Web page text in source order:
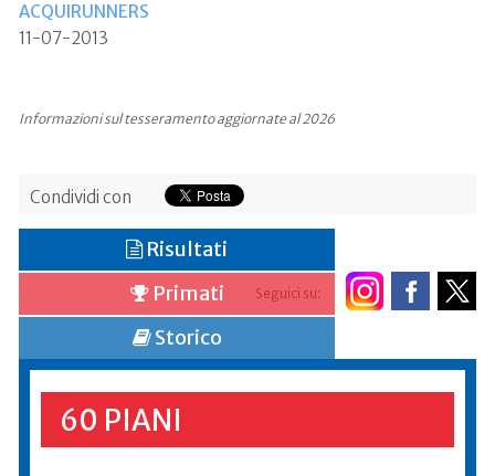
ACQUIRUNNERS
11-07-2013
Informazioni sul tesseramento aggiornate al 2026
Condividi con
Seguici su:
Risultati
Primati
Storico
60 PIANI